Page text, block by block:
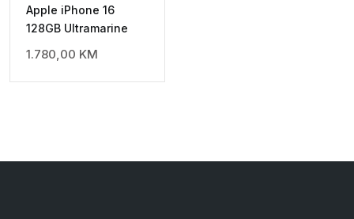
Apple iPhone 16
128GB Ultramarine
1.780,00 KM